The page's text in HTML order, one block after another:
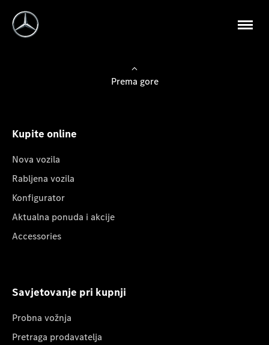
Prema gore
Kupite online
Nova vozila
Rabljena vozila
Konfigurator
Aktualna ponuda i akcije
Accessories
Savjetovanje pri kupnji
Probna vožnja
Pretraga prodavatelja